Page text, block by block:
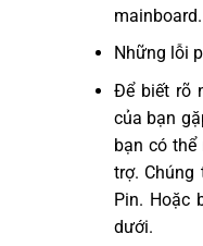
mainboard.
Những lỗi
Để biết rõ
của bạn
bạn có
trợ.
Pin. Hoặc
dưới.